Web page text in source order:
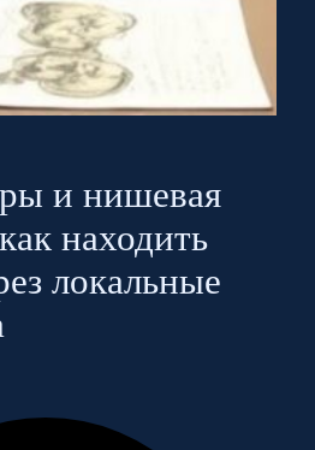
и нишевая
находить
локальные